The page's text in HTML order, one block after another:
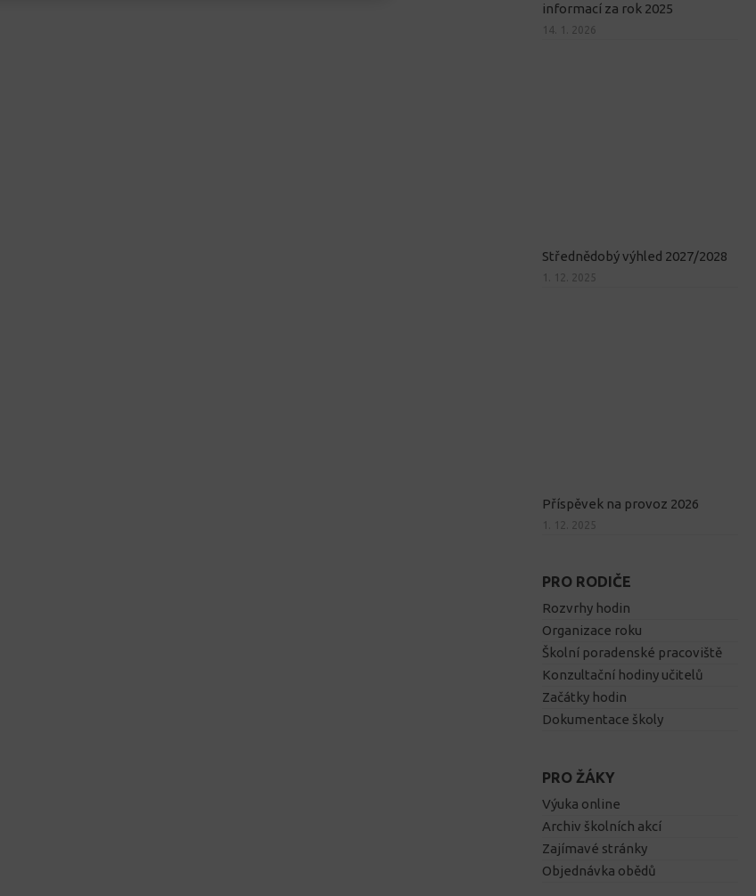
informací za rok 2025
14. 1. 2026
Střednědobý výhled 2027/2028
1. 12. 2025
Příspěvek na provoz 2026
1. 12. 2025
PRO RODIČE
Rozvrhy hodin
Organizace roku
Školní poradenské pracoviště
Konzultační hodiny učitelů
Začátky hodin
Dokumentace školy
PRO ŽÁKY
Výuka online
Archiv školních akcí
Zajímavé stránky
Objednávka obědů